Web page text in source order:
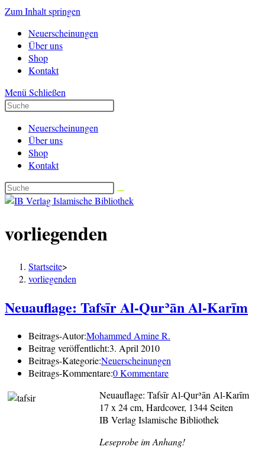
Zum Inhalt springen
Neuerscheinungen
Über uns
Shop
Kontakt
Menü Schließen
Neuerscheinungen
Über uns
Shop
Kontakt
vorliegenden
Startseite>
vorliegenden
Neuauflage: Tafsīr Al-Qurʾān Al-Karīm
Beitrags-Autor:Mohammed Amine R.
Beitrag veröffentlicht:3. April 2010
Beitrags-Kategorie:Neuerscheinungen
Beitrags-Kommentare:0 Kommentare
Neuauflage: Tafsīr Al-Qurʾān Al-Karīm
17 x 24 cm, Hardcover, 1344 Seiten
IB Verlag Islamische Bibliothek
Leseprobe im Anhang!